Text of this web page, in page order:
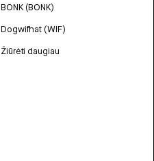
BONK (BONK)
Dogwifhat (WIF)
Žiūrėti daugiau